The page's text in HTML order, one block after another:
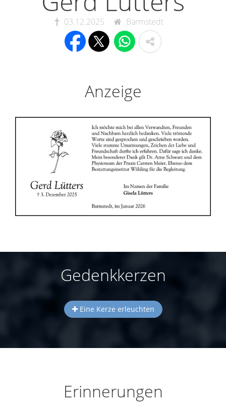
03.12.2025 Barmstedt
Anzeige
Gedenkkerzen
Eine Kerze erleuchten
Erinnerungen